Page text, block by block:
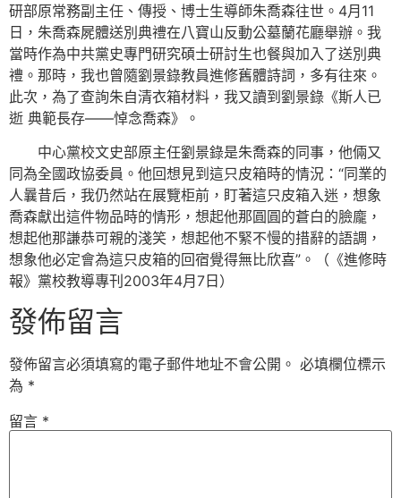
研部原常務副主任、傳授、博士生導師朱喬森往世。4月11
日，朱喬森屍體送別典禮在八寶山反動公墓蘭花廳舉辦。我
當時作為中共黨史專門研究碩士研討生也餐與加入了送別典
禮。那時，我也曾隨劉景錄教員進修舊體詩詞，多有往來。
此次，為了查詢朱自清衣箱材料，我又讀到劉景錄《斯人已
逝 典範長存——悼念喬森》。
中心黨校文史部原主任劉景錄是朱喬森的同事，他倆又
同為全國政協委員。他回想見到這只皮箱時的情況：“同業的
人曩昔后，我仍然站在展覽柜前，盯著這只皮箱入迷，想象
喬森獻出這件物品時的情形，想起他那圓圓的蒼白的臉龐，
想起他那謙恭可親的淺笑，想起他不緊不慢的措辭的語調，
想象他必定會為這只皮箱的回宿覺得無比欣喜”。（《進修時
報》黨校教導專刊2003年4月7日）
發佈留言
發佈留言必須填寫的電子郵件地址不會公開。 必填欄位標示
為 *
留言 *